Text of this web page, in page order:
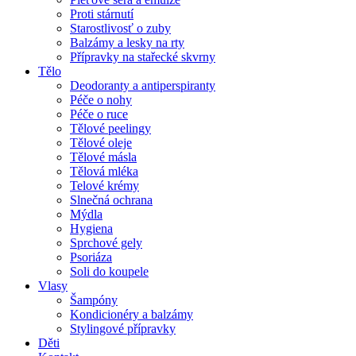
Proti stárnutí
Starostlivosť o zuby
Balzámy a lesky na rty
Přípravky na stařecké skvrny
Tělo
Deodoranty a antiperspiranty
Péče o nohy
Péče o ruce
Tělové peelingy
Tělové oleje
Tělové másla
Tělová mléka
Telové krémy
Slnečná ochrana
Mýdla
Hygiena
Sprchové gely
Psoriáza
Soli do koupele
Vlasy
Šampóny
Kondicionéry a balzámy
Stylingové přípravky
Děti